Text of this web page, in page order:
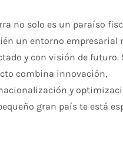
no solo es un paraíso
un entorno empresarial
y con visión de futuro.
combina innovación,
y
gran país te está